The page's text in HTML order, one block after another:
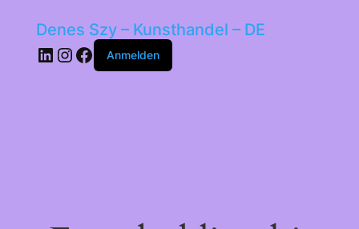
Denes Szy – Kunsthandel – DE
LinkedIn
Instagram
Facebook
Anmelden